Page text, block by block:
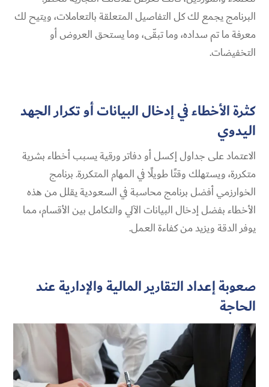
البرنامج يجمع لك كل التفاصيل المتعلقة بالتعاملات، ويتيح لك
معرفة ما تم سداده، وما تبقّى، وما يستحق العروض أو
التخفيضات.
كثرة الأخطاء في إدخال البيانات أو تكرار الجهد
اليدوي
الاعتماد على جداول إكسل أو دفاتر ورقية يسبب أخطاء بشرية
متكررة، ويستهلك وقتًا طويلًا في المهام المتكررة. برنامج
الخوارزمي أفضل برنامج محاسبة في السعودية يقلل من هذه
الأخطاء بفضل إدخال البيانات الآلي والتكامل بين الأقسام، مما
يوفر الدقة ويزيد من كفاءة العمل.
صعوبة إعداد التقارير المالية والإدارية عند
الحاجة